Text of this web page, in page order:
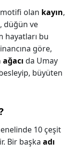
motifi olan kayın,
düğün ve
hayatları bu
göre,
ağacı da Umay
büyüten
10 çeşit
Bir başka adı